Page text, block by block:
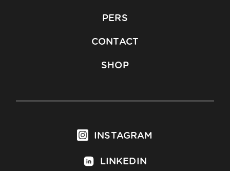
PERS
CONTACT
SHOP
INSTAGRAM
LINKEDIN